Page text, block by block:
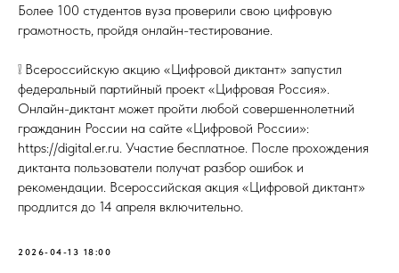
Более 100 студентов вуза проверили свою цифровую
грамотность, пройдя онлайн-тестирование.
❕ Всероссийскую акцию «Цифровой диктант» запустил
федеральный партийный проект «Цифровая Россия».
Онлайн-диктант может пройти любой совершеннолетний
гражданин России на сайте «Цифровой России»:
https://digital.er.ru. Участие бесплатное. После прохождения
диктанта пользователи получат разбор ошибок и
рекомендации. Всероссийская акция «Цифровой диктант»
продлится до 14 апреля включительно.
2026-04-13 18:00